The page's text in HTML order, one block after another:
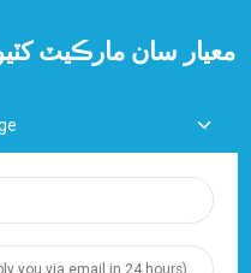
معيار سان مارڪيٽ